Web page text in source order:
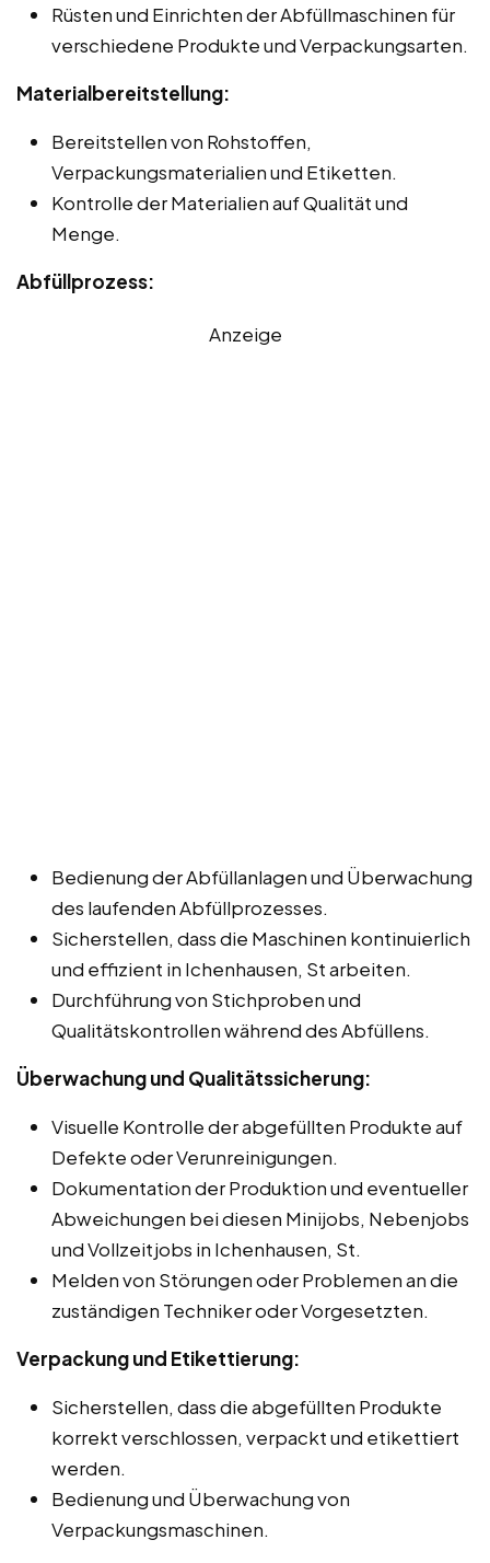
Rüsten und Einrichten der Abfüllmaschinen für
verschiedene Produkte und Verpackungsarten.
Materialbereitstellung:
Bereitstellen von Rohstoffen,
Verpackungsmaterialien und Etiketten.
Kontrolle der Materialien auf Qualität und
Menge.
Abfüllprozess:
Anzeige
Bedienung der Abfüllanlagen und Überwachung
des laufenden Abfüllprozesses.
Sicherstellen, dass die Maschinen kontinuierlich
und effizient in Ichenhausen, St arbeiten.
Durchführung von Stichproben und
Qualitätskontrollen während des Abfüllens.
Überwachung und Qualitätssicherung:
Visuelle Kontrolle der abgefüllten Produkte auf
Defekte oder Verunreinigungen.
Dokumentation der Produktion und eventueller
Abweichungen bei diesen Minijobs, Nebenjobs
und Vollzeitjobs in Ichenhausen, St.
Melden von Störungen oder Problemen an die
zuständigen Techniker oder Vorgesetzten.
Verpackung und Etikettierung:
Sicherstellen, dass die abgefüllten Produkte
korrekt verschlossen, verpackt und etikettiert
werden.
Bedienung und Überwachung von
Verpackungsmaschinen.